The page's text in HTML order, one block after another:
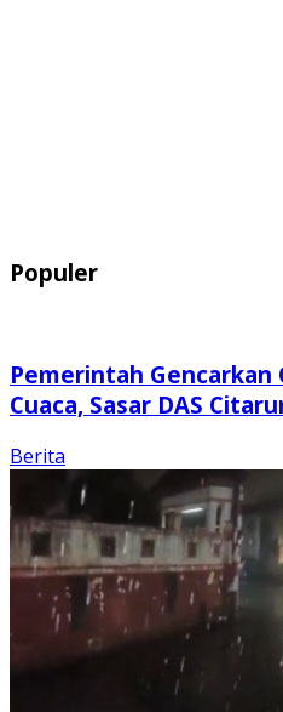
Populer
Pemerintah
Cuaca, Sasar DAS
Berita